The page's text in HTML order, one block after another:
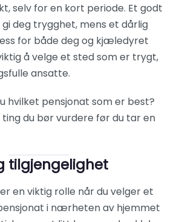
selv for en kort periode. Et godt
deg trygghet, mens et dårlig
for både deg og kjæledyret
å velge et sted som er trygt,
ansatte.
hvilket pensjonat som er best?
du bør vurdere før du tar en
tilgjengelighet
en viktig rolle når du velger et
i nærheten av hjemmet